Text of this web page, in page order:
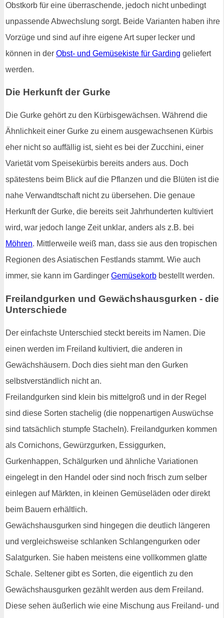
Obstkorb für eine überraschende, jedoch nicht unbedingt
unpassende Abwechslung sorgt. Beide Varianten haben ihre
Vorzüge und sind auf ihre eigene Art super lecker und
können in der Obst- und Gemüsekiste für Garding geliefert
werden.
Die Herkunft der Gurke
Die Gurke gehört zu den Kürbisgewächsen. Während die
Ähnlichkeit einer Gurke zu einem ausgewachsenen Kürbis
eher nicht so auffällig ist, sieht es bei der Zucchini, einer
Varietät vom Speisekürbis bereits anders aus. Doch
spätestens beim Blick auf die Pflanzen und die Blüten ist die
nahe Verwandtschaft nicht zu übersehen. Die genaue
Herkunft der Gurke, die bereits seit Jahrhunderten kultiviert
wird, war jedoch lange Zeit unklar, anders als z.B. bei
Möhren. Mittlerweile weiß man, dass sie aus den tropischen
Regionen des Asiatischen Festlands stammt. Wie auch
immer, sie kann im Gardinger Gemüsekorb bestellt werden.
Freilandgurken und Gewächshausgurken - die
Unterschiede
Der einfachste Unterschied steckt bereits im Namen. Die
einen werden im Freiland kultiviert, die anderen in
Gewächshäusern. Doch dies sieht man den Gurken
selbstverständlich nicht an.
Freilandgurken sind klein bis mittelgroß und in der Regel
sind diese Sorten stachelig (die noppenartigen Auswüchse
sind tatsächlich stumpfe Stacheln). Freilandgurken kommen
als Cornichons, Gewürzgurken, Essiggurken,
Gurkenhappen, Schälgurken und ähnliche Variationen
eingelegt in den Handel oder sind noch frisch zum selber
einlegen auf Märkten, in kleinen Gemüseläden oder direkt
beim Bauern erhältlich.
Gewächshausgurken sind hingegen die deutlich längeren
und vergleichsweise schlanken Schlangengurken oder
Salatgurken. Sie haben meistens eine vollkommen glatte
Schale. Seltener gibt es Sorten, die eigentlich zu den
Gewächshausgurken gezählt werden aus dem Freiland.
Diese sehen äußerlich wie eine Mischung aus Freiland- und